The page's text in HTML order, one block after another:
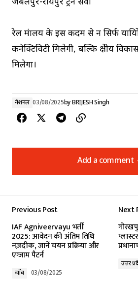
रेल मंत्रालय के इस कदम से न सिर्फ
कनेक्टिविटी मिलेगी, बल्कि क्षेत्रीय
मिलेगा।
नेशनल 03/08/2025byBRIJESH Singh
Add a comment
Add a comment
Required fields are marked*
Comment
Previous Post
IAF Agniveervayu भर्ती
2025: आवेदन की अंतिम तिथि
नज़दीक, जानें चयन प्रक्रिया और
एग्जाम पैटर्न
जॉब 03/08/2025
Next
उत्तर